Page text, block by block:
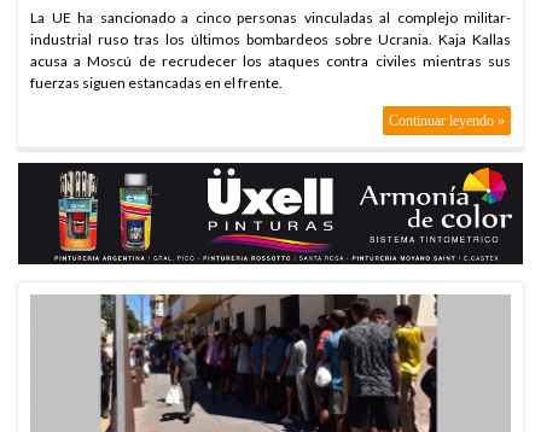
ARABIA SAUDITA, TU
ARABIA SAUDITA, TU
ARABIA SAUDITA, TU
ARABIA SAUDITA, TU
ARABIA SAUDITA, TU
ARABIA SAUDITA, TU
ARABIA SAUDITA, TU
ARABIA SAUDITA, TU
ARABIA SAUDITA, TU
ARABIA SAUDITA, TU
La UE ha sancionado a cinco personas vinculadas al complejo militar-
industrial ruso tras los últimos bombardeos sobre Ucrania. Kaja Kallas
acusa a Moscú de recrudecer los ataques contra civiles mientras sus
fuerzas siguen estancadas en el frente.
Continuar leyendo »